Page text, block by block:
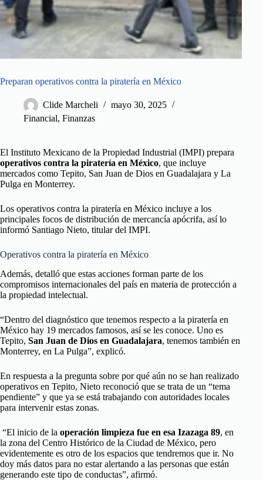
Preparan operativos contra la piratería en México
Clide Marcheli
mayo 30, 2025
Financial, Finanzas
El Instituto Mexicano de la Propiedad Industrial (IMPI) prepara
operativos contra la piratería en México, que incluye
mercados como Tepito, San Juan de Dios en Guadalajara y La
Pulga en Monterrey.
Los operativos contra la piratería en México incluye a los
principales focos de distribución de mercancía apócrifa, así lo
informó Santiago Nieto, titular del IMPI.
Operativos contra la piratería en México
Además, detalló que estas acciones forman parte de los
compromisos internacionales del país en materia de protección a
la propiedad intelectual.
“Dentro del diagnóstico que tenemos respecto a la piratería en
México hay 19 mercados famosos, así se les conoce. Uno es
Tepito, San Juan de Dios en Guadalajara, tenemos también en
Monterrey, en La Pulga”, explicó.
En respuesta a la pregunta sobre por qué aún no se han realizado
operativos en Tepito, Nieto reconoció que se trata de un “tema
pendiente” y que ya se está trabajando con autoridades locales
para intervenir estas zonas.
“El inicio de la operación limpieza fue en esa Izazaga 89, en
la zona del Centro Histórico de la Ciudad de México, pero
evidentemente es otro de los espacios que tendremos que ir. No
doy más datos para no estar alertando a las personas que están
generando este tipo de conductas”, afirmó.